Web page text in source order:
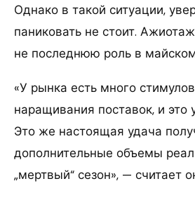
Однако в такой ситуации,
паниковать не стоит.
не последнюю роль в
«У рынка есть много
наращивания поставок, и это
Это же настоящая удача
дополнительные объемы
„мертвый“ сезон», — считает